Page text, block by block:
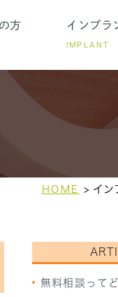
方 インプラ
IMPLANT
いて
後のメンテナンス
HOME イン
無料相談って